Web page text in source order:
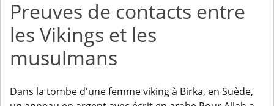
Preuves de contacts entre
les Vikings et les
musulmans
Dans la tombe d'une femme viking à Birka, en Suède,